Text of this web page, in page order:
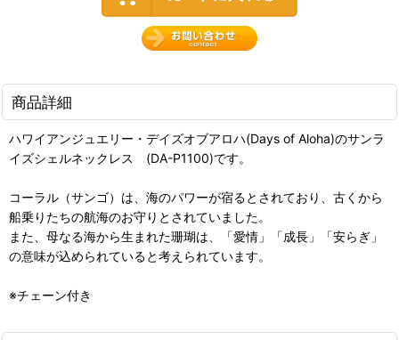
商品詳細
ハワイアンジュエリー・デイズオブアロハ(Days of Aloha)のサンラ
イズシェルネックレス (DA-P1100)です。
コーラル（サンゴ）は、海のパワーが宿るとされており、古くから
船乗りたちの航海のお守りとされていました。
また、母なる海から生まれた珊瑚は、「愛情」「成長」「安らぎ」
の意味が込められていると考えられています。
※チェーン付き